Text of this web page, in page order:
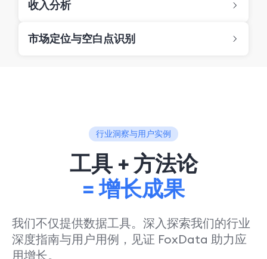
收入分析
市场定位与空白点识别
行业洞察与用户实例
工具 + 方法论
= 增长成果
我们不仅提供数据工具。深入探索我们的行业
深度指南与用户用例，见证 FoxData 助力应
用增长。